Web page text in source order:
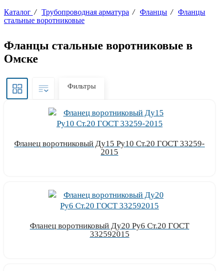
Каталог / Трубопроводная арматура / Фланцы / Фланцы
стальные воротниковые
Фланцы стальные воротниковые в
Омске
Фильтры
Фланец воротниковый Ду15 Ру10 Ст.20 ГОСТ 33259-
2015
Фланец воротниковый Ду20 Ру6 Ст.20 ГОСТ
332592015